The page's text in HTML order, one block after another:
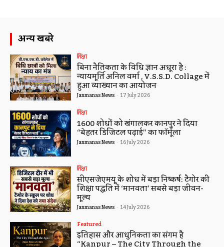
अन्य खबरे
शिक्षा
बिना नैतिकता के विधि ज्ञान अधूरा है :
न्यायमूर्ति अनिल वर्मा , V.S.S.D. Collage में
हुआ व्याख्यान का आयोजन
Janmanas News - 17 July 2026
शिक्षा
1600 शोधों को खंगालकर कानपुर ने दिया
“बेहतर डिजिटल पढ़ाई” का फॉर्मूला
Janmanas News - 16 July 2026
शिक्षा
सीएसजेएमयू के शोध में बड़ा निष्कर्ष: टैगोर की
शिक्षा पद्धति में ‘मानवता’ सबसे बड़ा जीवन-
मूल्य
Janmanas News - 14 July 2026
Featured
इतिहास और आधुनिकता का संगम है